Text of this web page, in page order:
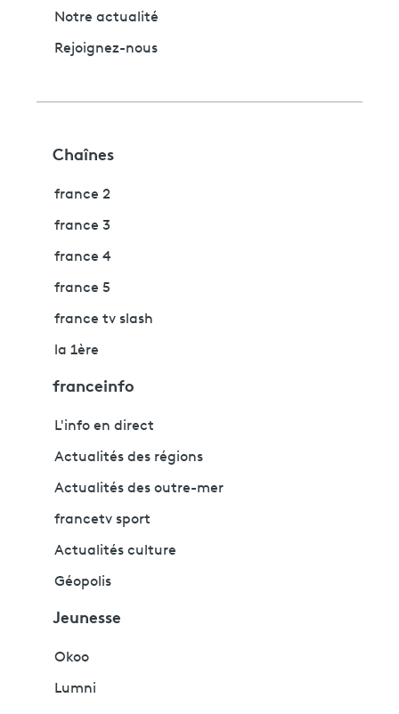
Notre actualité
Rejoignez-nous
Chaînes
france 2
france 3
france 4
france 5
france tv slash
la 1ère
franceinfo
L'info en direct
Actualités des régions
Actualités des outre-mer
francetv sport
Actualités culture
Géopolis
Jeunesse
Okoo
Lumni